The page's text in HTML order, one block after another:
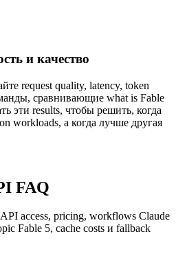
и качество
request quality, latency, token
сравнивающие what is Fable
эти results, чтобы решить, когда
workloads, а когда лучше другая
FAQ
access, pricing, workflows Claude
Fable 5, cache costs и fallback